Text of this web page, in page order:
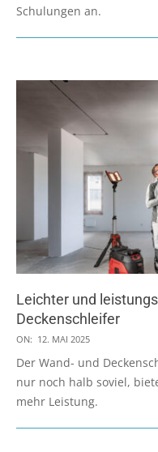
Schulungen an.
Leichter und
Deckenschleifer
2025-
05-
12
ON: 12. MAI 2025
Der Wand- und
nur noch halb soviel,
mehr Leistung.